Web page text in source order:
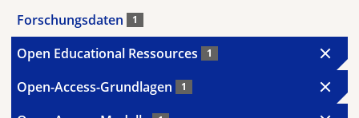
Forschungsdaten 1
Open Educational Ressources 1
Open-Access-Grundlagen 1